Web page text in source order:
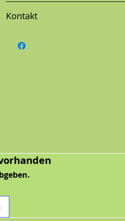
Kontakt